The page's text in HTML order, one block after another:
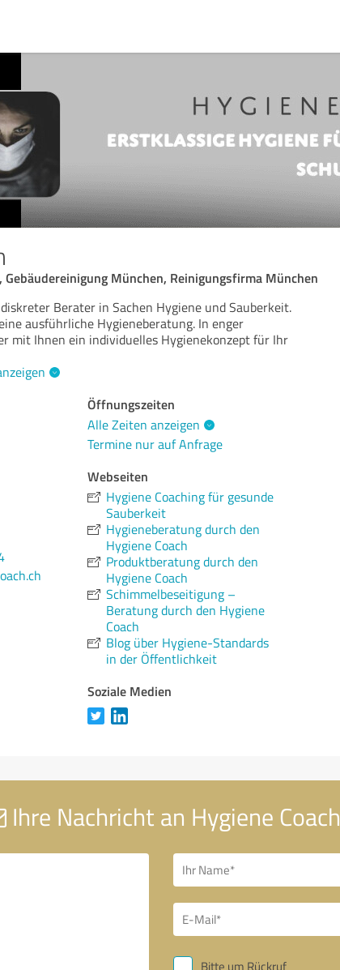
Gebäudereinigung München, Reinigungsfirma München
Berater in Sachen Hygiene und Sauberkeit.
ausführliche Hygieneberatung. In enger
mit Ihnen ein individuelles Hygienekonzept für Ihr
Öffnungszeiten
Alle Zeiten anzeigen
Termine nur auf Anfrage
Webseiten
Hygiene Coaching für gesunde
Sauberkeit
Hygieneberatung durch den
Hygiene Coach
Produktberatung durch den
Hygiene Coach
Schimmelbeseitigung –
Beratung durch den Hygiene
Coach
Blog über Hygiene-Standards
in der Öffentlichkeit
Soziale Medien
Ihre Nachricht an Hygiene Coach
Bitte um Rückruf